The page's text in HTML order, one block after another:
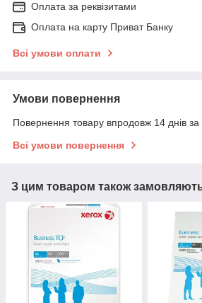
Оплата за реквізитами
Оплата на карту Приват Банку
Всі умови оплати
Умови повернення
Повернення товару впродовж 14 днів
Всі умови повернення
З цим товаром також